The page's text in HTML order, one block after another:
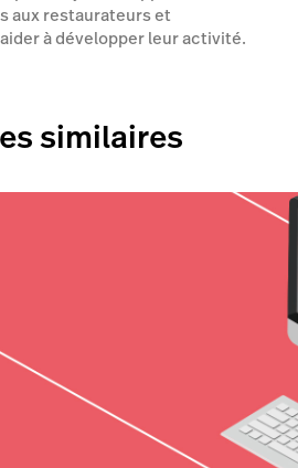
aux restaurateurs et
à développer leur activité.
similaires